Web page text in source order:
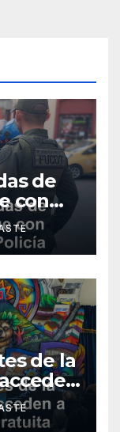
de
con
de la